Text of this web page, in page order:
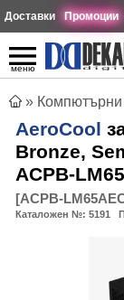
Доставки Промоции
меню
» Компютърни
AeroCool
Bronze,
ACPB-
[ACPB-
Каталожен №: 5191